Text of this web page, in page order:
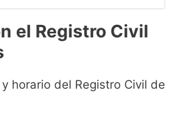
el Registro Civil
horario del Registro Civil de